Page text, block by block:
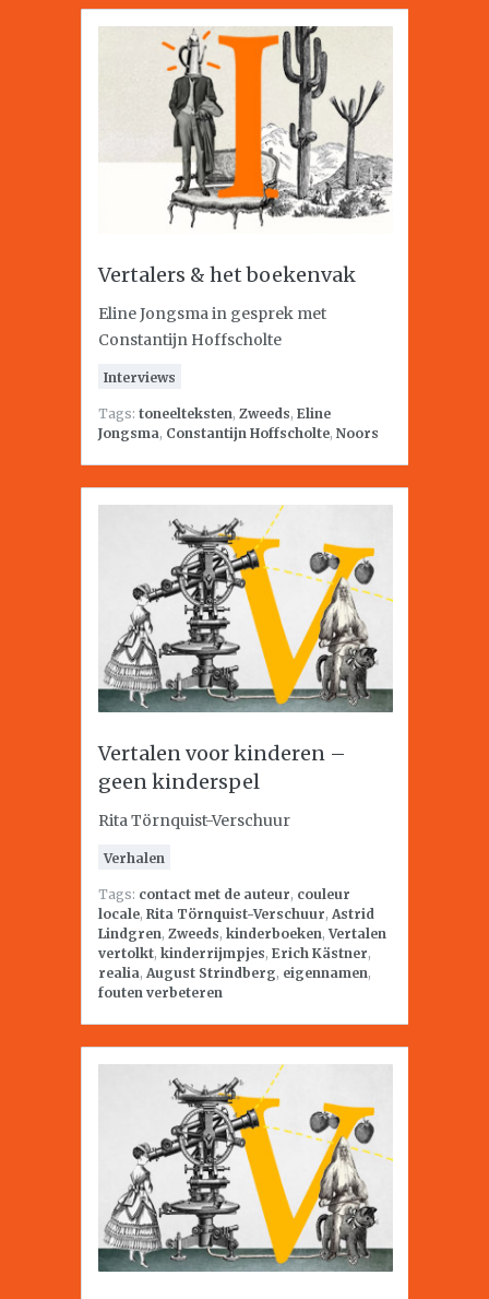
Vertalers & het boekenvak
Eline Jongsma in gesprek met
Constantijn Hoffscholte
Interviews
Tags: toneelteksten, Zweeds, Eline
Jongsma, Constantijn Hoffscholte, Noors
Vertalen voor kinderen –
geen kinderspel
Rita Törnquist-Verschuur
Verhalen
Tags: contact met de auteur, couleur
locale, Rita Törnquist-Verschuur, Astrid
Lindgren, Zweeds, kinderboeken,Vertalen
vertolkt, kinderrijmpjes, Erich Kästner,
realia, August Strindberg, eigennamen,
fouten verbeteren